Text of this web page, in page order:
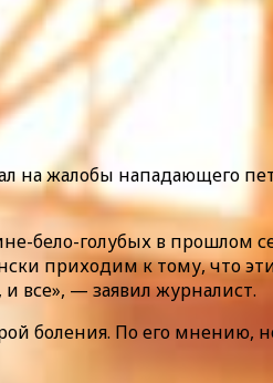
на жалобы нападающего
бело-голубых в прошлом
приходим к тому, что
все», — заявил журналист.
боления. По его мнению,